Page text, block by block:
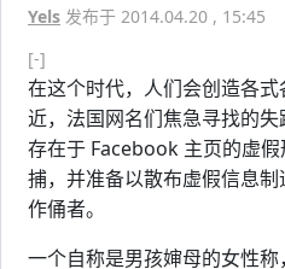
Yels 发布于 2014.04.20 , 15:45
[-]
在这个时代，人们会创造各
近，法国网名们焦急寻找的
存在于 Facebook 主页的虚
捕，并准备以散布虚假信息
作俑者。
一个自称是男孩婶母的女性